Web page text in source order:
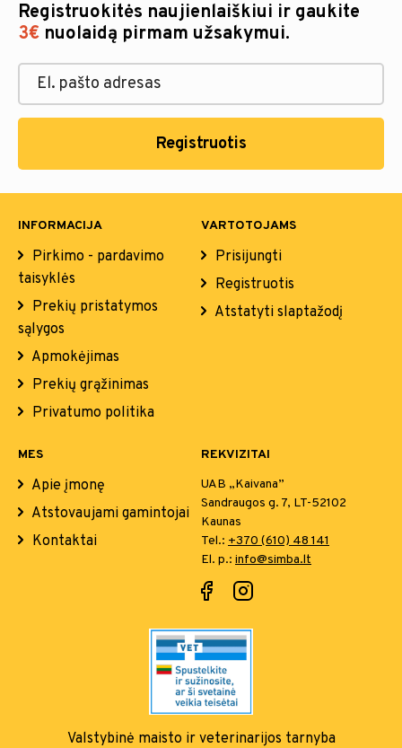
Registruokitės naujienlaiškiui ir gaukite
3€ nuolaidą pirmam užsakymui.
Registruotis
INFORMACIJA
Pirkimo - pardavimo
taisyklės
Prekių pristatymos
sąlygos
Apmokėjimas
Prekių grąžinimas
Privatumo politika
VARTOTOJAMS
Prisijungti
Registruotis
Atstatyti slaptažodį
MES
Apie įmonę
Atstovaujami gamintojai
Kontaktai
REKVIZITAI
UAB „Kaivana”
Sandraugos g. 7, LT-52102
Kaunas
Tel.: +370 (610) 48 141
El. p.: info@simba.lt
Valstybinė maisto ir veterinarijos tarnyba